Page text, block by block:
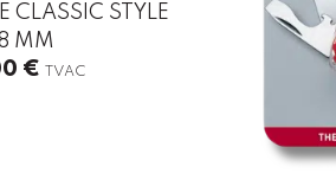
CLASSIC STYLE
MM
€ TVAC